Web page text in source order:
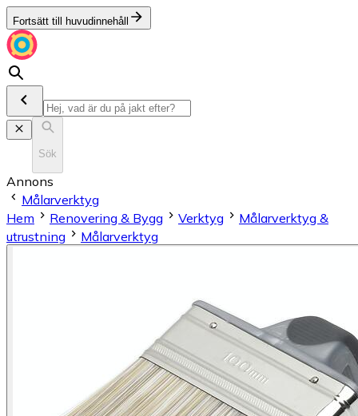
Fortsätt till huvudinnehåll
Sök
Annons
Målarverktyg
Hem
Renovering & Bygg Verktyg
Målarverktyg &
utrustning
Målarverktyg